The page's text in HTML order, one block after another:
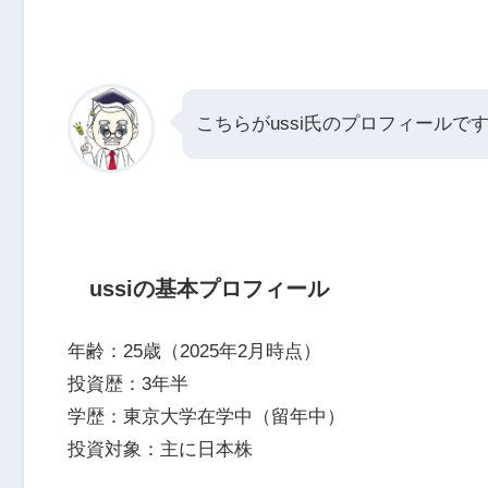
こちらがussi氏のプロフィールで
ussiの基本プロフィール
年齢：25歳（2025年2月時点）
投資歴：3年半
学歴：東京大学在学中（留年中）
投資対象：主に日本株